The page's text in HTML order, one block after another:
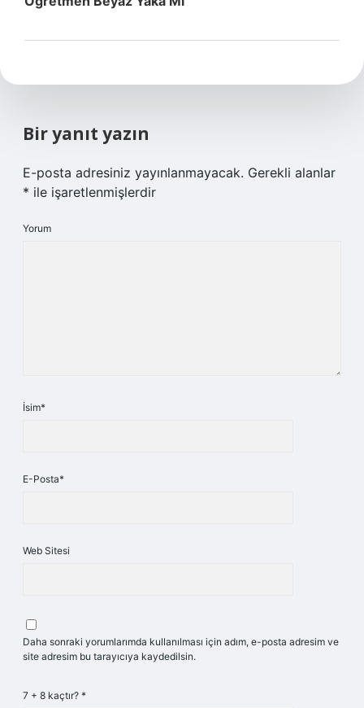
Bir yanıt yazın
E-posta adresiniz yayınlanmayacak. Gerekli alanlar
* ile işaretlenmişlerdir
Yorum
İsim*
E-Posta*
Web Sitesi
Daha sonraki yorumlarımda kullanılması için adım, e-posta adresim ve
site adresim bu tarayıcıya kaydedilsin.
7 + 8 kaçtır? *